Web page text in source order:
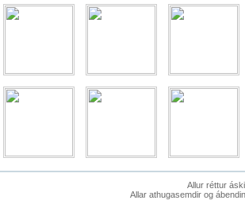
Allur réttur
Allar athugasemdir og